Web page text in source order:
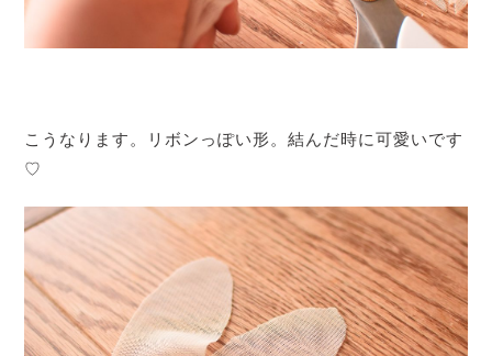
こうなります。リボンっぽい形。結んだ時に可愛いです
♡